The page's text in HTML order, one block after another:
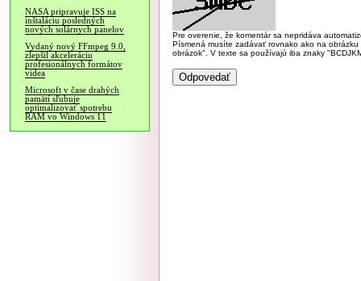
NASA pripravuje ISS na
inštaláciu posledných
nových solárnych panelov
Vydaný nový FFmpeg 9.0,
zlepšil akceleráciu
profesionálnych formátov
videa
Microsoft v čase drahých
pamätí sľubuje
optimalizovať spotrebu
RAM vo Windows 11
Pre overenie, že komentár sa nepridáva
Písmená musíte zadávať rovnako ako na
obrázok". V texte sa používajú iba znaky